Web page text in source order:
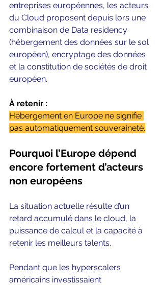
entreprises européennes, les acteurs
du Cloud proposent depuis lors une
combinaison de Data residency
(hébergement des données sur le sol
européen), encryptage des données
et la constitution de sociétés de droit
européen.
À retenir :
Hébergement en Europe ne signifie
pas automatiquement souveraineté.
Pourquoi l’Europe dépend
encore fortement d’acteurs
non européens
La situation actuelle résulte d’un
retard accumulé dans le cloud, la
puissance de calcul et la capacité à
retenir les meilleurs talents.
Pendant que les hyperscalers
américains investissaient